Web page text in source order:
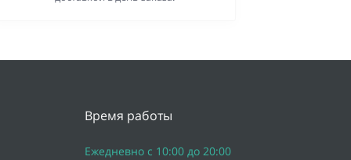
Время работы
Ежедневно с 10:00 до 20:00